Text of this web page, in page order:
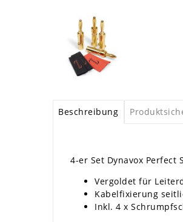
Beschreibung
4-er Set Dynavox Perfect
Vergoldet für
Kabelfixierung
Inkl. 4 x